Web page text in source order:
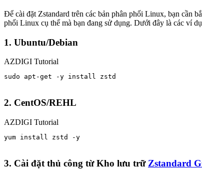
Để cài đặt Zstandard trên các bản phân phối Linux, bạn cần
phối Linux cụ thể mà bạn đang sử dụng. Dưới đây là các ví
1. Ubuntu/Debian
AZDIGI Tutorial
sudo apt-get -y install zstd
2. CentOS/REHL
AZDIGI Tutorial
yum install zstd -y
3. Cài đặt thủ công từ Kho lưu trữ Zstandard